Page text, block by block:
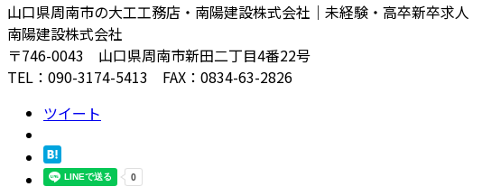
山口県周南市の大工工務店・南陽建設株式会社｜未経験・高卒新卒求人
南陽建設株式会社
〒746-0043 山口県周南市新田二丁目4番22号
TEL：090-3174-5413 FAX：0834-63-2826
ツイート